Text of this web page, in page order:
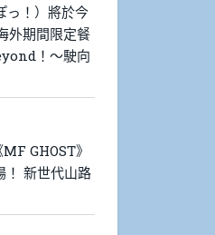
っ！）將於今
外期間限定餐
！～駛向
GHOST》
！ 新世代山路